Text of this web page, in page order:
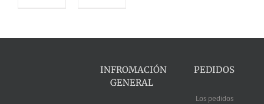
INFROMACIÓN
GENERAL
PEDIDOS
Los pedidos